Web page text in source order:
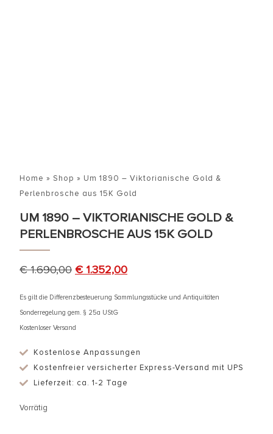
Home » Shop » Um 1890 – Viktorianische Gold &
Perlenbrosche aus 15K Gold
UM 1890 – VIKTORIANISCHE GOLD &
PERLENBROSCHE AUS 15K GOLD
€1.690,00 €1.352,00
Es gilt die Differenzbesteuerung Sammlungsstücke und Antiquitäten
Sonderregelung gem. § 25a UStG
Kostenloser Versand
Kostenlose Anpassungen
Kostenfreier versicherter Express-Versand mit UPS
Lieferzeit: ca. 1-2 Tage
Vorrätig